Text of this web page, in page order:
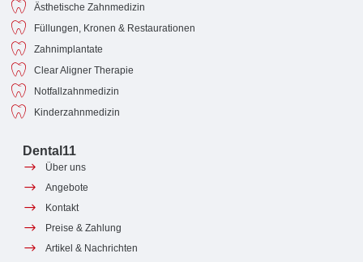
Ästhetische Zahnmedizin
Füllungen, Kronen & Restaurationen
Zahnimplantate
Clear Aligner Therapie
Notfallzahnmedizin
Kinderzahnmedizin
Dental11
Über uns
Angebote
Kontakt
Preise & Zahlung
Artikel & Nachrichten